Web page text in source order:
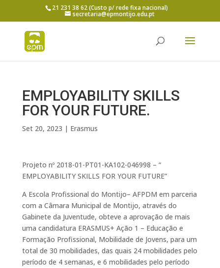
21 231 38 62 (Custo p/ rede fixa nacional)
secretaria@epmontijo.edu.pt
EMPLOYABILITY SKILLS
FOR YOUR FUTURE.
Set 20, 2023 | Erasmus
Projeto nº 2018-01-PT01-KA102-046998 – “
EMPLOYABILITY SKILLS FOR YOUR FUTURE”
A Escola Profissional do Montijo– AFPDM em parceria
com a Câmara Municipal de Montijo, através do
Gabinete da Juventude, obteve a aprovação de mais
uma candidatura ERASMUS+ Ação 1 – Educação e
Formação Profissional, Mobilidade de Jovens, para um
total de 30 mobilidades, das quais 24 mobilidades pelo
período de 4 semanas, e 6 mobilidades pelo período